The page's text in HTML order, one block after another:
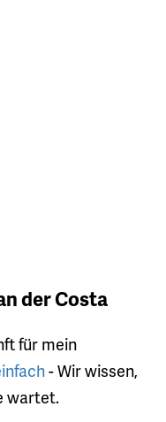
der Costa
für mein
- Wir wissen,
wartet.